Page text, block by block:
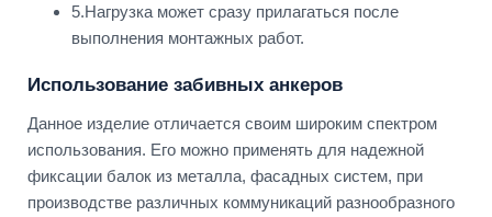
5.Нагрузка может сразу прилагаться после
выполнения монтажных работ.
Использование забивных анкеров
Данное изделие отличается своим широким спектром
использования. Его можно применять для надежной
фиксации балок из металла, фасадных систем, при
производстве различных коммуникаций разнообразного